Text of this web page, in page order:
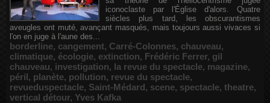
iconoclaste par l'Église d'alors. Quatre
siècles plus tard, les obscurantismes
aveugles ont muté, avançant masqués, mais toujours aussi vivaces si
l'on en juge à l'aune des...
borderline, cangement, Carré-Colonnes, chauveau,
climatique, écologie, extinction, Frédéric Ferrer, gil
chauveau, investigation, la revue du spectacle, magazine,
péril, planète, pollution, revue du spectacle,
revueduspectacle, Saint-Médard, scene, spectacle, theatre,
vertical détour, Yves Kafka